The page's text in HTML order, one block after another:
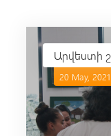
Արվեստի
20 May, 2021